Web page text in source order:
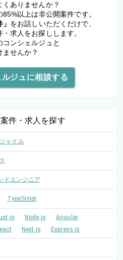
ありませんか？
以上は非公開案件です。
をお話しいただくだけで、
求人をお探しします。
ンシェルジュと
ませんか？
ジュに相談する
件・求人を探す
ャイル
ドエンジニア
TypeScript
Node.js
Angular
Next.js Express.js